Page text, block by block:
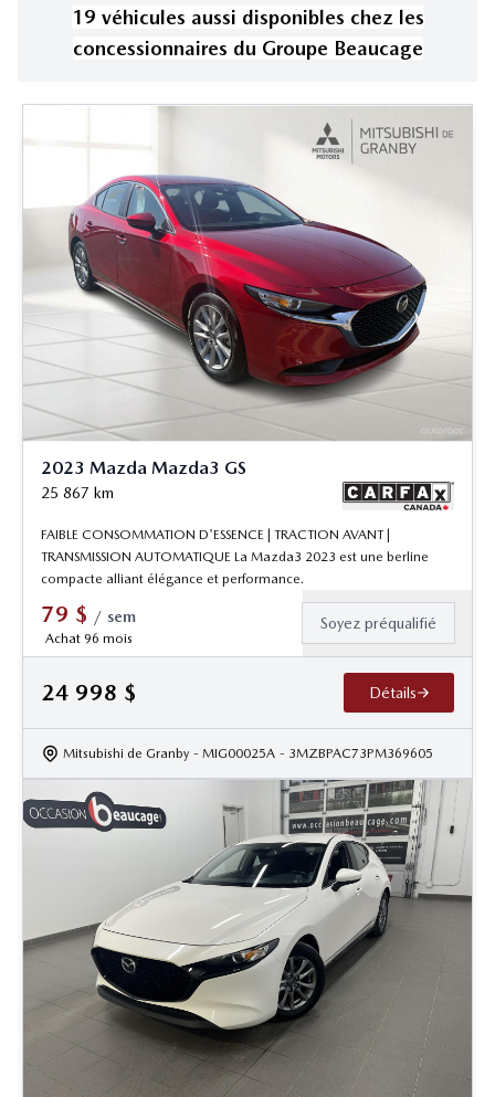
19 véhicules aussi disponibles chez les
concessionnaires du Groupe Beaucage
2023 Mazda Mazda3 GS
25 867 km
FAIBLE CONSOMMATION D'ESSENCE | TRACTION AVANT |
TRANSMISSION AUTOMATIQUE La Mazda3 2023 est une berline
compacte alliant élégance et performance.
79 $ / sem
Achat 96 mois
Soyez préqualifié
24 998 $ Détails
Mitsubishi de Granby - MIG00025A - 3MZBPAC73PM369605